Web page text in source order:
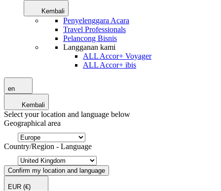
Kembali
Penyelenggara Acara
Travel Professionals
Pelancong Bisnis
Langganan kami
ALL Accor+ Voyager
ALL Accor+ ibis
en
Kembali
Select your location and language below
Geographical area
Country/Region - Language
Confirm my location and language
EUR (€)